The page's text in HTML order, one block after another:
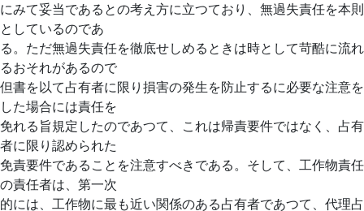
にみて妥当であるとの考え方に立つており、無過失責任を本則
としているのであ
る。ただ無過失責任を徹底せしめるときは時として苛酷に流れ
るおそれがあるので
但書を以て占有者に限り損害の発生を防止するに必要な注意を
した場合には責任を
免れる旨規定したのであつて、これは帰責要件ではなく、占有
者に限り認められた
免責要件であることを注意すべきである。そして、工作物責任
の責任者は、第一次
的には、工作物に最も近い関係のある占有者であつて、代理占